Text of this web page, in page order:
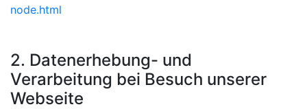
node.html
2. Datenerhebung- und
Verarbeitung bei Besuch unserer
Webseite